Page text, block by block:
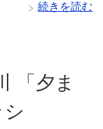
続きを読む
「夕ま